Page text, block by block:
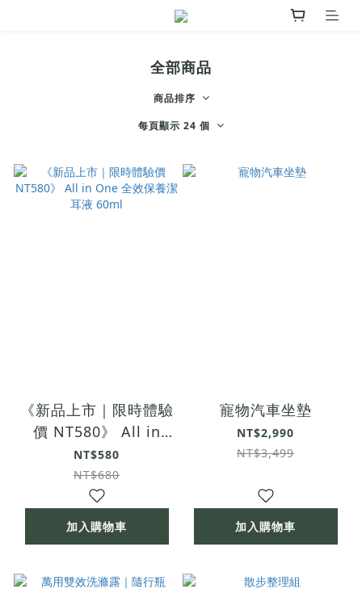
全部商品
商品排序
每頁顯示 24 個
《新品上市｜限時體驗
價 NT580》 All in
One 全效保養潔耳液
60ml
NT$580
NT$680
加入購物車
寵物汽車坐墊
NT$2,990
NT$3,499
加入購物車